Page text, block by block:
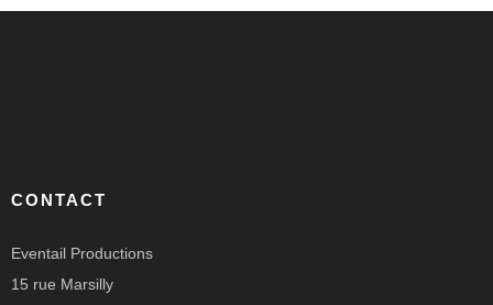
CONTACT
Eventail Productions
15 rue Marsilly